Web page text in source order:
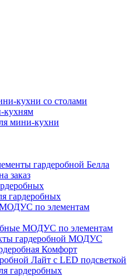
кухни со столами
кухням
мини-кухни
гардеробной Белла
заказ
гардеробных
по элементам
МОДУС по элементам
гардеробной МОДУС
Комфорт
Лайт с LED подсветкой
гардеробных